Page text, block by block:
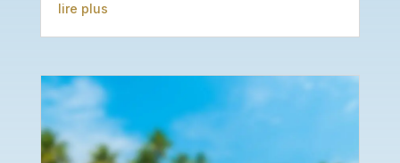
lire plus